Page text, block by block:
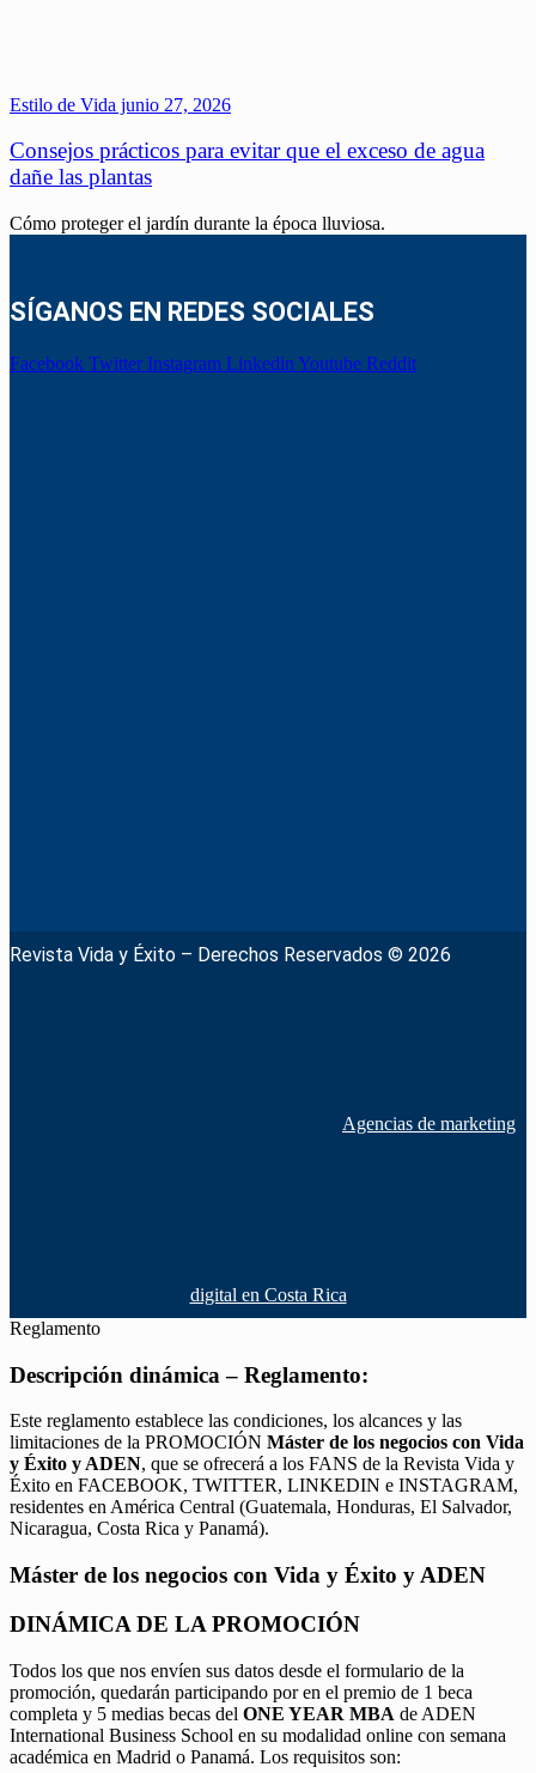
Estilo de Vida junio 27, 2026
Consejos prácticos para evitar que el exceso de agua
dañe las plantas
Cómo proteger el jardín durante la época lluviosa.
SÍGANOS EN REDES SOCIALES
Facebook Twitter Instagram Linkedin Youtube Reddit
Revista Vida y Éxito – Derechos Reservados © 2026
Agencias de marketing
digital en Costa Rica
Reglamento
Descripción dinámica – Reglamento:
Este reglamento establece las condiciones, los alcances y las
limitaciones de la PROMOCIÓN Máster de los negocios con Vida
y Éxito y ADEN, que se ofrecerá a los FANS de la Revista Vida y
Éxito en FACEBOOK, TWITTER, LINKEDIN e INSTAGRAM,
residentes en América Central (Guatemala, Honduras, El Salvador,
Nicaragua, Costa Rica y Panamá).
Máster de los negocios con Vida y Éxito y ADEN
DINÁMICA DE LA PROMOCIÓN
Todos los que nos envíen sus datos desde el formulario de la
promoción, quedarán participando por en el premio de 1 beca
completa y 5 medias becas del ONE YEAR MBA de ADEN
International Business School en su modalidad online con semana
académica en Madrid o Panamá. Los requisitos son: